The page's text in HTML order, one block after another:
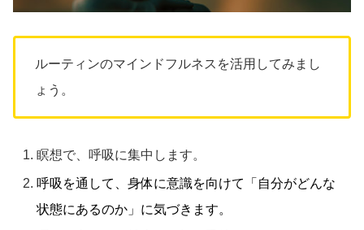
ルーティンのマインドフルネスを活用してみまし
ょう。
瞑想で、呼吸に集中します。
呼吸を通して、身体に意識を向けて「自分がどんな
状態にあるのか」に気づきます。